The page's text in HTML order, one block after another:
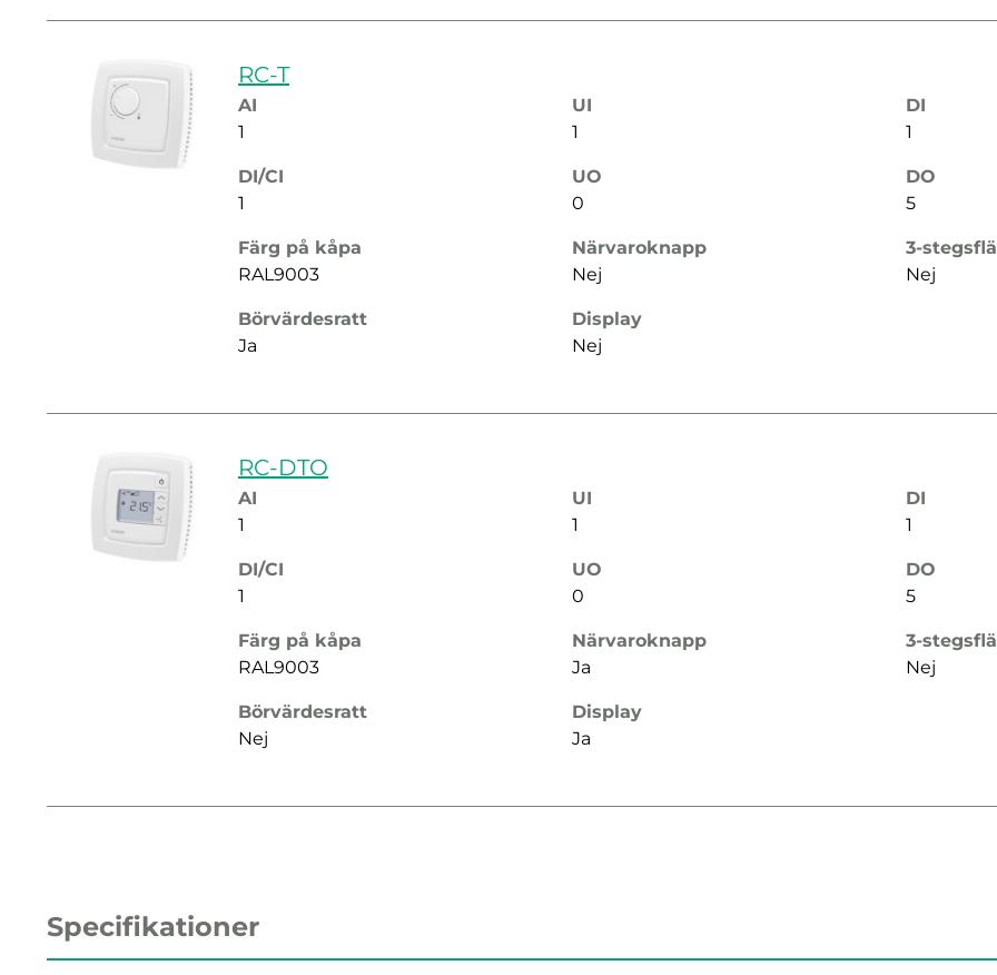
RC-T
AI
1
UI
1
DI
1
DI/CI
1
UO
0
DO
5
Färg på kåpa
RAL9003
Närvaroknapp
Nej
3-
Nej
Börvärdesratt
Ja
Display
Nej
RC-DTO
AI
1
UI
1
DI
1
DI/CI
1
UO
0
DO
5
Färg på kåpa
RAL9003
Närvaroknapp
Ja
3-
Nej
Börvärdesratt
Nej
Display
Ja
Specifikationer